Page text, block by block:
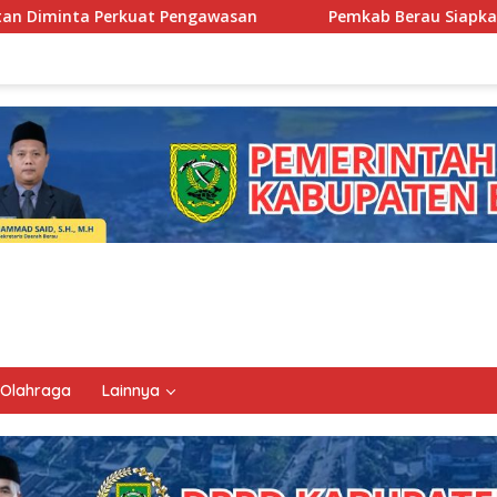
Pemkab Berau Siapkan Regenerasi Pejabat,
Olahraga Lainnya